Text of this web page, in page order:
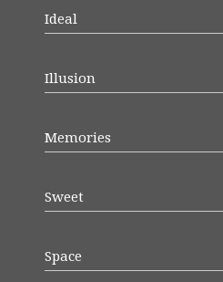
Ideal
Illusion
Memories
Sweet
Space